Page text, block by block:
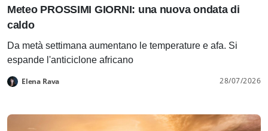
Meteo PROSSIMI GIORNI: una nuova ondata di
caldo
Da metà settimana aumentano le temperature e afa. Si
espande l'anticiclone africano
Elena Rava 28/07/2026